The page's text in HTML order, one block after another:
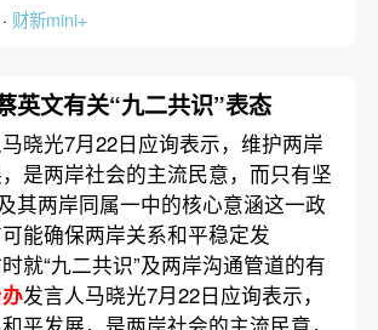
财新mini+
英文有关“九二共识”表态
晓光7月22日应询表示，维护两岸
是两岸社会的主流民意，而只有坚
其两岸同属一中的核心意涵这一政
能确保两岸关系和平稳定发
就“九二共识”及两岸沟通管道的有
发言人马晓光7月22日应询表示，